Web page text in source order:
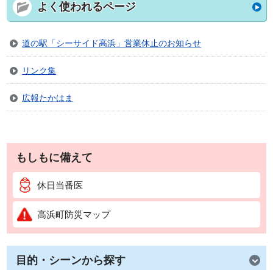
よく使われるページ
道の駅「シーサイド高浜」営業休止のお知らせ
リンク集
広報たかはま
もしもに備えて
休日当番医
高浜町防災マップ
目的・シーンから探す